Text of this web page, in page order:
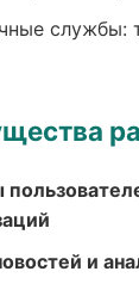
службы:
и